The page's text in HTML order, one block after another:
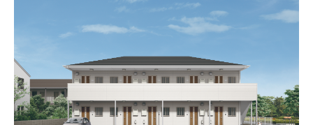
グローバル製品ニュース
IR ニュース